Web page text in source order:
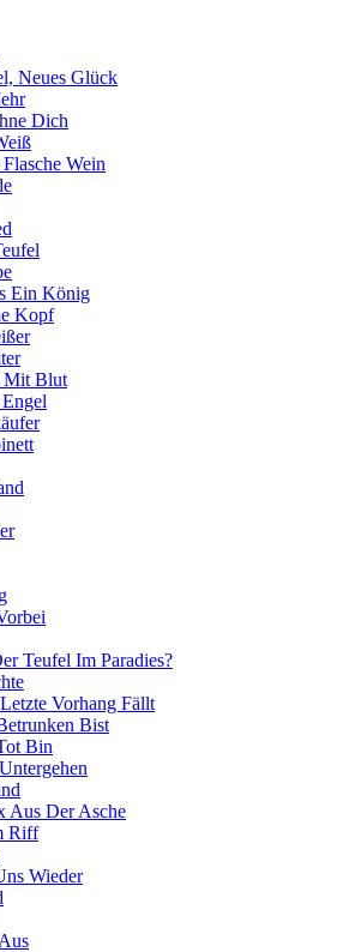
Neues Glück
Dich
Wein
Ein König
Kopf
Mit Blut
Teufel Im Paradies?
Vorhang Fällt
Bist
Bin
Aus Der Asche
Riff
Wieder